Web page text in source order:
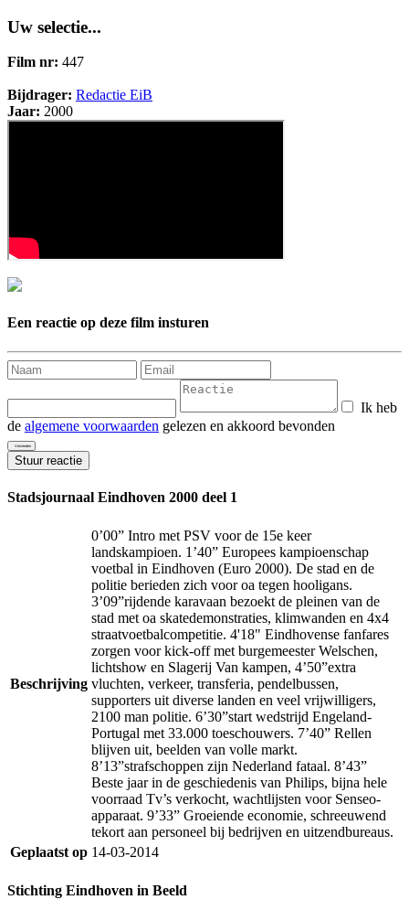
Uw selectie...
Film nr: 447
Bijdrager: Redactie EiB
Jaar: 2000
Een reactie op deze film insturen
Ik heb
de algemene voorwaarden gelezen en akkoord bevonden
Stuur reactie
Stadsjournaal Eindhoven 2000 deel 1
Beschrijving
0’00” Intro met PSV voor de 15e keer
landskampioen. 1’40” Europees kampioenschap
voetbal in Eindhoven (Euro 2000). De stad en de
politie berieden zich voor oa tegen hooligans.
3’09”rijdende karavaan bezoekt de pleinen van de
stad met oa skatedemonstraties, klimwanden en 4x4
straatvoetbalcompetitie. 4'18" Eindhovense fanfares
zorgen voor kick-off met burgemeester Welschen,
lichtshow en Slagerij Van kampen, 4’50”extra
vluchten, verkeer, transferia, pendelbussen,
supporters uit diverse landen en veel vrijwilligers,
2100 man politie. 6’30”start wedstrijd Engeland-
Portugal met 33.000 toeschouwers. 7’40” Rellen
blijven uit, beelden van volle markt.
8’13”strafschoppen zijn Nederland fataal. 8’43”
Beste jaar in de geschiedenis van Philips, bijna hele
voorraad Tv’s verkocht, wachtlijsten voor Senseo-
apparaat. 9’33” Groeiende economie, schreeuwend
tekort aan personeel bij bedrijven en uitzendbureaus.
Geplaatst op 14-03-2014
Stichting Eindhoven in Beeld